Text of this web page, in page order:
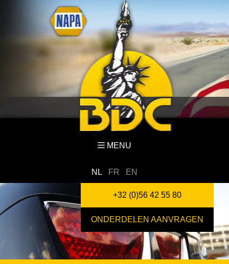
MENU
NL FR EN
+32 (0)56 42 55 80
ONDERDELEN AANVRAGEN